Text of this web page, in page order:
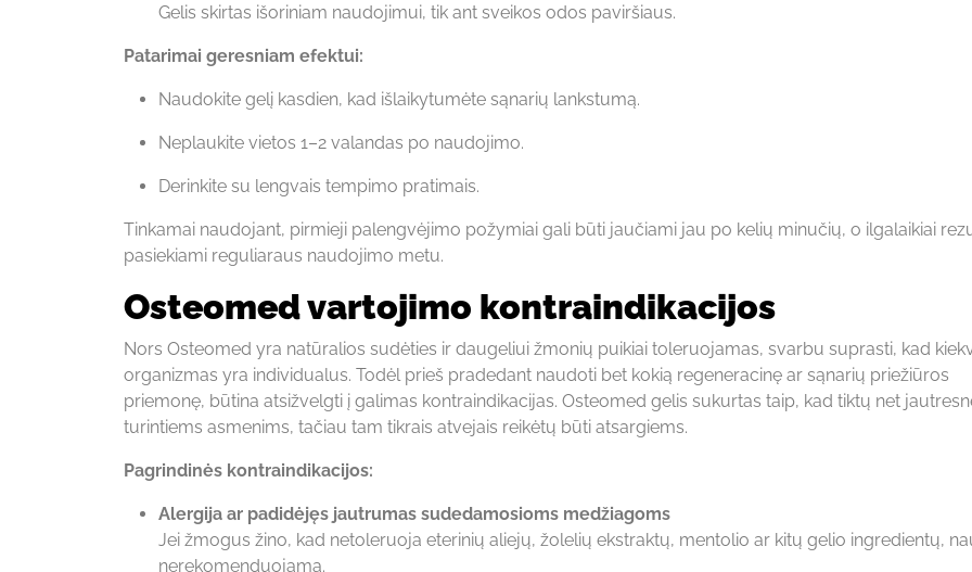
Gelis skirtas išoriniam naudojimui, tik ant sveikos odos paviršiaus.
Patarimai geresniam efektui:
Naudokite gelį kasdien, kad išlaikytumėte sąnarių lankstumą.
Neplaukite vietos 1–2 valandas po naudojimo.
Derinkite su lengvais tempimo pratimais.
Tinkamai naudojant, pirmieji palengvėjimo požymiai gali būti jaučiami jau po kelių minučių, o ilgalaikiai
pasiekiami reguliaraus naudojimo metu.
Osteomed vartojimo kontraindikacijos
Nors Osteomed yra natūralios sudėties ir daugeliui žmonių puikiai toleruojamas, svarbu suprasti, kad
organizmas yra individualus. Todėl prieš pradedant naudoti bet kokią regeneracinę ar sąnarių priežiūros
priemonę, būtina atsižvelgti į galimas kontraindikacijas. Osteomed gelis sukurtas taip, kad tiktų net
turintiems asmenims, tačiau tam tikrais atvejais reikėtų būti atsargiems.
Pagrindinės kontraindikacijos:
Alergija ar padidėjęs jautrumas sudedamosioms medžiagoms
Jei žmogus žino, kad netoleruoja eterinių aliejų, žolelių ekstraktų, mentolio ar kitų gelio ingredientų,
nerekomenduojama.